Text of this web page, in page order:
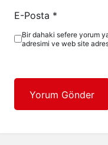
E-Posta *
Bir dahaki sefere yorum
adresimi ve web site
Yorum Gönder